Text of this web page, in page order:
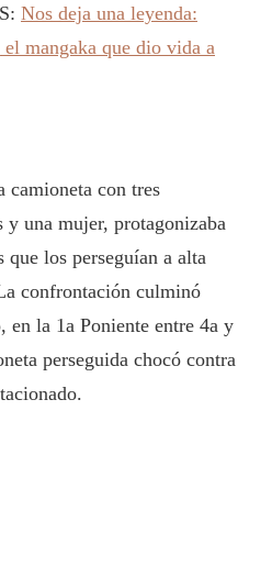
Nos deja una leyenda:
mangaka que dio vida a
camioneta con tres
y una mujer, protagonizaba
los perseguían a alta
confrontación culminó
en la 1a Poniente entre 4a y
perseguida chocó contra